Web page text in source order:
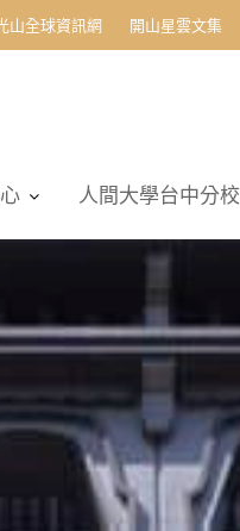
山全球資訊網 開山星雲文集
人間大學台中分校